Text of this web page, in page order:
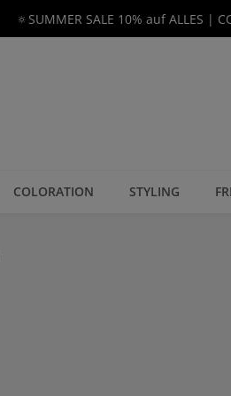
🔅SUMMER SALE 10% auf ALLES |
COLORATION STYLING